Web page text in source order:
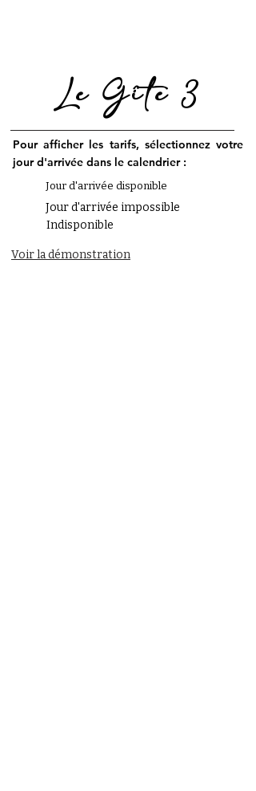
Le Gîte 3
Pour afficher les tarifs, sélectionnez votre
jour d'arrivée dans le calendrier :
Jour d'arrivée disponible
Jour d'arrivée impossible
Indisponible
Voir la démonstration